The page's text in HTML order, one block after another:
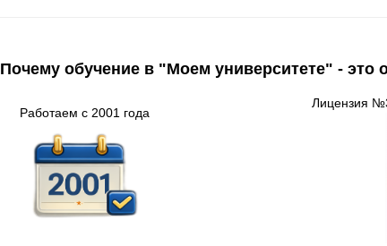
Почему обучение в "Моем университете" - это
Работаем с 2001 года
Лицензия